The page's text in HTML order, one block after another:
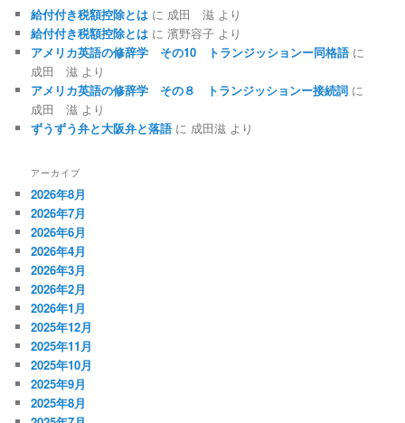
給付付き税額控除とは に 成田 滋 より
給付付き税額控除とは に濱野容子 より
アメリカ英語の修辞学 その10 トランジッションー同格語に
成田 滋 より
アメリカ英語の修辞学 その８ トランジッションー接続詞 に
成田 滋 より
ずうずう弁と大阪弁と落語に 成田滋 より
アーカイブ
2026年8月
2026年7月
2026年6月
2026年4月
2026年3月
2026年2月
2026年1月
2025年12月
2025年11月
2025年10月
2025年9月
2025年8月